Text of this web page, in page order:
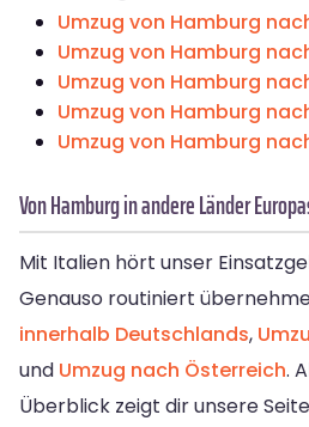
Umzug von Hamburg
Umzug von Hamburg
Umzug von Hamburg
Umzug von Hamburg
Umzug von Hamburg
Von Hamburg in andere Länder
Mit Italien hört unser
Genauso routiniert
innerhalb Deutschlands,
und Umzug nach Österreich.
Überblick zeigt dir unsere Seite